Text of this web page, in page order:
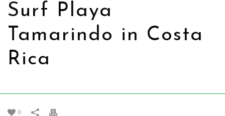
Surf Playa
Tamarindo in Costa
Rica
0